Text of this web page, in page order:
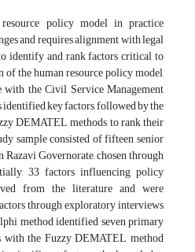
policy model in practice
and requires alignment with legal
identify and rank factors critical to
the human resource policy model,
the Civil Service Management
key factors, followed by the
DEMATEL methods to rank their
sample consisted of fifteen senior
Governorate, chosen through
33 factors influencing policy
from the literature and were
through exploratory interviews
method identified seven primary
with the Fuzzy DEMATEL method